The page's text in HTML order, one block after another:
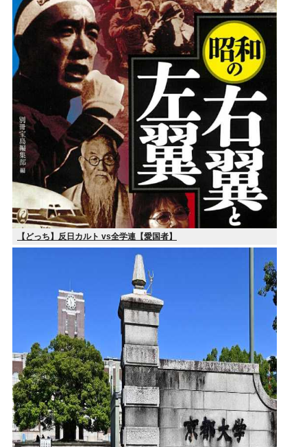
【どっち】反日カルト vs全学連【愛国者】